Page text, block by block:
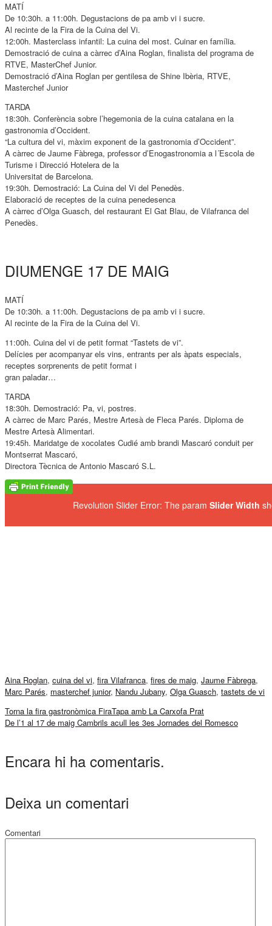
MATÍ
De 10:30h. a 11:00h. Degustacions de pa amb vi i sucre.
Al recinte de la Fira de la Cuina del Vi.
12:00h. Masterclass infantil: La cuina del most. Cuinar en família.
Demostració de cuina a càrrec d’Aina Roglan, finalista del programa de
RTVE, MasterChef Junior.
Demostració d’Aina Roglan per gentilesa de Shine Ibèria, RTVE,
Masterchef Junior
TARDA
18:30h. Conferència sobre l’hegemonia de la cuina catalana en la
gastronomia d’Occident.
“La cultura del vi, màxim exponent de la gastronomia d’Occident”.
A càrrec de Jaume Fàbrega, professor d’Enogastronomia a l´Escola de
Turisme i Direcció Hotelera de la
Universitat de Barcelona.
19:30h. Demostració: La Cuina del Vi del Penedès.
Elaboració de receptes de la cuina penedesenca
A càrrec d’Olga Guasch, del restaurant El Gat Blau, de Vilafranca del
Penedès.
DIUMENGE 17 DE MAIG
MATÍ
De 10:30h. a 11:00h. Degustacions de pa amb vi i sucre.
Al recinte de la Fira de la Cuina del Vi.
11:00h. Cuina del vi de petit format “Tastets de vi”.
Delícies per acompanyar els vins, entrants per als àpats especials,
receptes sorprenents de petit format i
gran paladar…
TARDA
18:30h. Demostració: Pa, vi, postres.
A càrrec de Marc Parés, Mestre Artesà de Fleca Parés. Diploma de
Mestre Artesà Alimentari.
19:45h. Maridatge de xocolates Cudié amb brandi Mascaró conduit per
Montserrat Mascaró,
Directora Tècnica de Antonio Mascaró S.L.
Revolution Slider Error: The param Slider Width
Aina Roglan, cuina del vi, fira Vilafranca, fires de maig, Jaume Fàbrega,
Marc Parés, masterchef junior, Nandu Jubany, Olga Guasch, tastets de vi
Torna la fira gastronòmica FiraTapa amb La Carxofa Prat
De l’1 al 17 de maig Cambrils acull les 3es Jornades del Romesco
Encara hi ha comentaris.
Deixa un comentari
Comentari